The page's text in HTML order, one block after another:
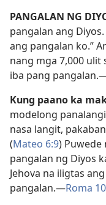
PANGALAN NG
pangalan ang Diyos.
ang pangalan ko.”
nang mga 7,000 ulit
iba pang
Kung paano ka
modelong
nasa langit,
(Mateo 6:9)
pangalan ng Diyos
Jehova na iligtas
pangalan.—Roma